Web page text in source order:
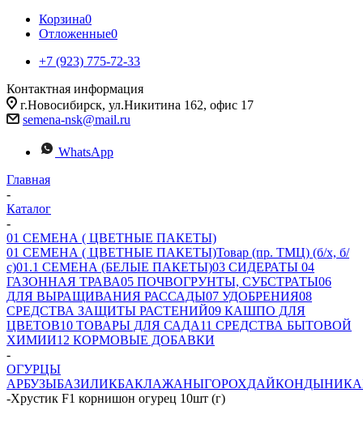
Корзина0
Отложенные0
+7 (923) 775-72-33
Контактная информация
г.Новосибирск, ул.Никитина 162, офис 17
semena-nsk@mail.ru
WhatsApp
Главная
-
Каталог
-
01 СЕМЕНА ( ЦВЕТНЫЕ ПАКЕТЫ)
01 СЕМЕНА ( ЦВЕТНЫЕ ПАКЕТЫ)Товар (пр. ТМЦ) (б/х, б/
с)01.1 СЕМЕНА (БЕЛЫЕ ПАКЕТЫ)03 СИДЕРАТЫ 04
ГАЗОННАЯ ТРАВА05 ПОЧВОГРУНТЫ, СУБСТРАТЫ06
ДЛЯ ВЫРАЩИВАНИЯ РАССАДЫ07 УДОБРЕНИЯ08
СРЕДСТВА ЗАЩИТЫ РАСТЕНИЙ09 КАШПО ДЛЯ
ЦВЕТОВ10 ТОВАРЫ ДЛЯ САДА11 СРЕДСТВА БЫТОВОЙ
ХИМИИ12 КОРМОВЫЕ ДОБАВКИ
-
ОГУРЦЫ
АРБУЗЫБАЗИЛИКБАКЛАЖАНЫГОРОХДАЙКОНДЫНИ
-Хрустик F1 корнишон огурец 10шт (г)